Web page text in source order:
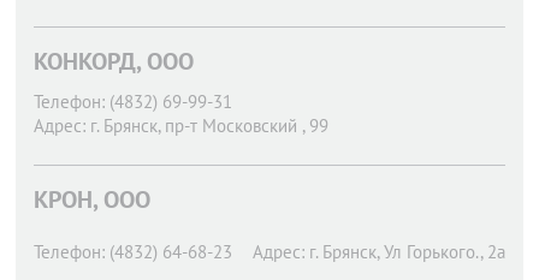
КОНКОРД, ООО
Телефон: (4832) 69-99-31
Адрес: г. Брянск, пр-т Московский , 99
КРОН, ООО
Телефон: (4832) 64-68-23 Адрес: г. Брянск, Ул Горького., 2а